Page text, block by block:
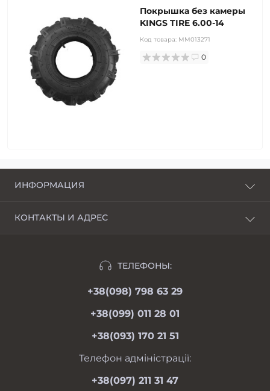
Покрышка без камеры
KINGS TIRE 6.00-14
Код товара: MM013271
0
ИНФОРМАЦИЯ
Связаться с нами
КОНТАКТЫ И АДРЕС
ТЕЛЕФОНЫ:
+38(098) 798 63 29
+38(099) 011 28 01
+38(093) 170 21 51
Телефон адміністрації:
+38(097) 211 31 47